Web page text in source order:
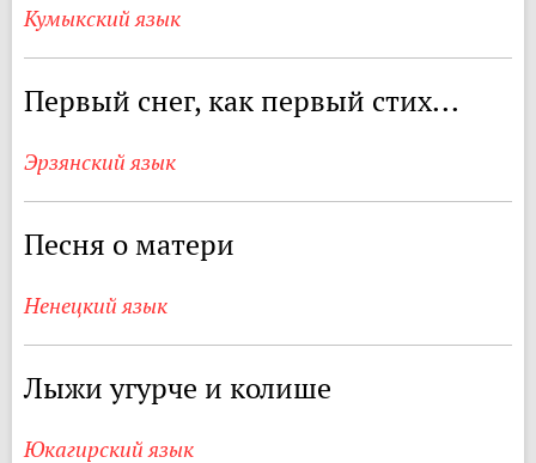
Кумыкский язык
Первый снег, как первый стих...
Эрзянский язык
Песня о матери
Ненецкий язык
Лыжи угурче и колише
Юкагирский язык